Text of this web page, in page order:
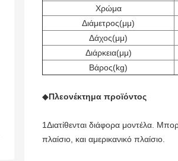
Χρώμα
Διάμετρος(μμ)
Δάχος(μμ)
Διάρκεια(μμ)
Βάρος(kg)
◆Πλεονέκτημα προϊόντος
1Διατίθενται διάφορα μοντέλα.
πλαίσιο, και αμερικανικό πλαίσιο.